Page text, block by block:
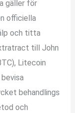
gäller för
officiella
och titta
till John
Litecoin
behandlings
och